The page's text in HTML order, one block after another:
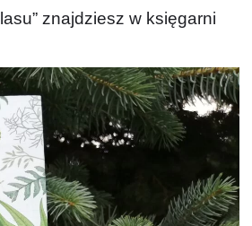
znajdziesz w księgarni